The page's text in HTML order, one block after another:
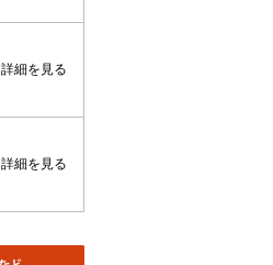
詳細を見る
詳細を見る